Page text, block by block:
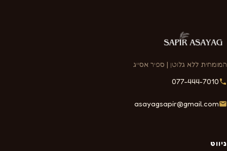
המומחית ללא גלוטן | ספיר אסייג
077-444-7010
asayagsapir@gmail.com
ניווט